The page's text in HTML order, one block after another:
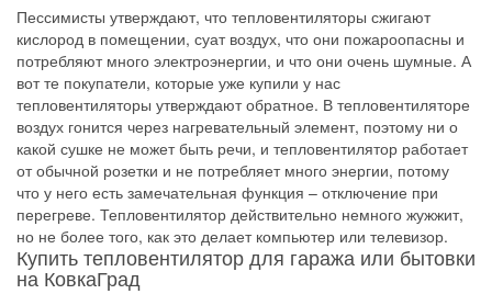
Пессимисты утверждают, что тепловентиляторы сжигают
кислород в помещении, суат воздух, что они пожароопасны и
потребляют много электроэнергии, и что они очень шумные. А
вот те покупатели, которые уже купили у нас
тепловентиляторы утверждают обратное. В тепловентиляторе
воздух гонится через нагревательный элемент, поэтому ни о
какой сушке не может быть речи, и тепловентилятор работает
от обычной розетки и не потребляет много энергии, потому
что у него есть замечательная функция – отключение при
перегреве. Тепловентилятор действительно немного жужжит,
но не более того, как это делает компьютер или телевизор.
Купить тепловентилятор для гаража или бытовки
на КовкаГрад